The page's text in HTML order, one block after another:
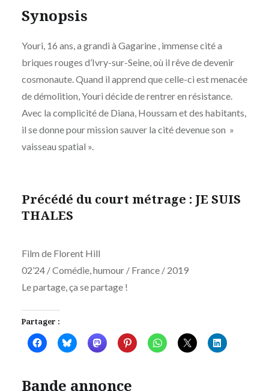
Synopsis
Youri, 16 ans, a grandi à Gagarine , immense cité a
briques rouges d’Ivry-sur-Seine, où il rêve de devenir
cosmonaute. Quand il apprend que celle-ci est menacée
de démolition, Youri décide de rentrer en résistance.
Avec la complicité de Diana, Houssam et des habitants,
il se donne pour mission sauver la cité devenue son »
vaisseau spatial ».
Précédé du court métrage : JE SUIS
THALES
Film de Florent Hill
02’24 / Comédie, humour / France / 2019
Le partage, ça se partage !
Partager :
Bande annonce